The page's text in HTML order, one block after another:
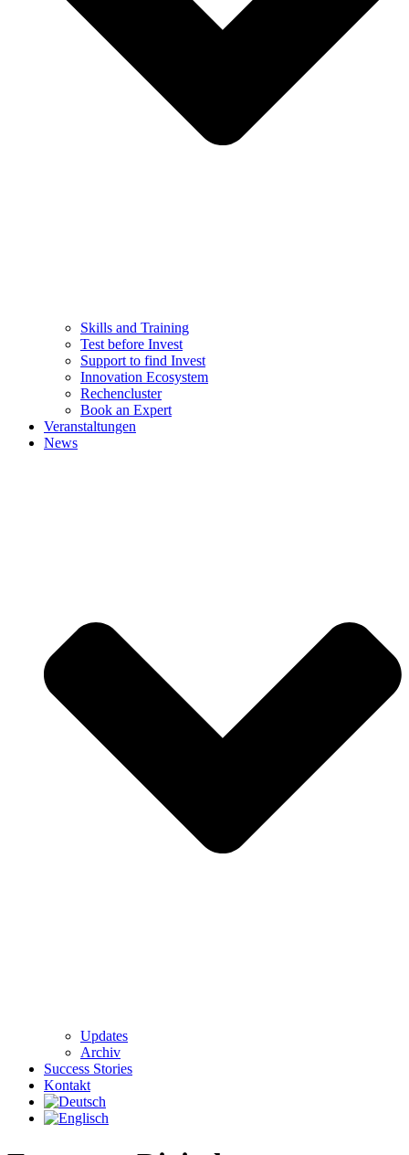
Skills and Training
Test before Invest
Support to find Invest
Innovation Ecosystem
Rechencluster​
Book an Expert
Veranstaltungen
News
Updates
Archiv
Success Stories
Kontakt